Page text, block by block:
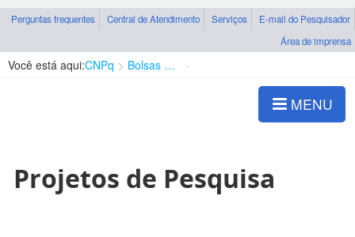
Perguntas frequentes Central de Atendimento Serviços
E-mail do Pesquisador
Área de imprensa
Você está aqui:CNPq Bolsas e Auxílios Vigentes
MENU
Projetos de Pesquisa